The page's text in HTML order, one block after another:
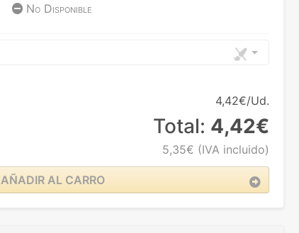
No Disponible
4,42€/Ud.
Total: 4,42€
5,35€ (IVA incluido)
AÑADIR AL CARRO